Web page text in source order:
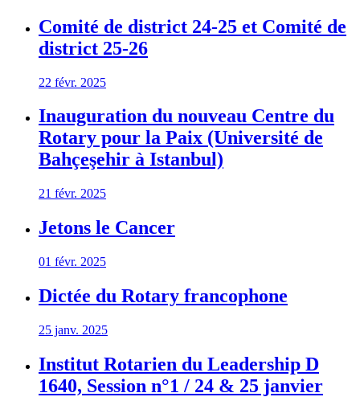
Comité de district 24-25 et Comité de
district 25-26
22 févr. 2025
Inauguration du nouveau Centre du
Rotary pour la Paix (Université de
Bahçeşehir à Istanbul)
21 févr. 2025
Jetons le Cancer
01 févr. 2025
Dictée du Rotary francophone
25 janv. 2025
Institut Rotarien du Leadership D
1640, Session n°1 / 24 & 25 janvier